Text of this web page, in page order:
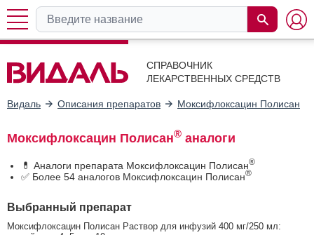
СПРАВОЧНИК
ЛЕКАРСТВЕННЫХ СРЕДСТВ
Видаль Описания препаратов Моксифлоксацин Полисан
Моксифлоксацин Полисан® аналоги
💊 Аналоги препарата Моксифлоксацин Полисан®
✅ Более 54 аналогов Моксифлоксацин Полисан®
Выбранный препарат
Моксифлоксацин Полисан Раствор для инфузий 400 мг/250 мл: